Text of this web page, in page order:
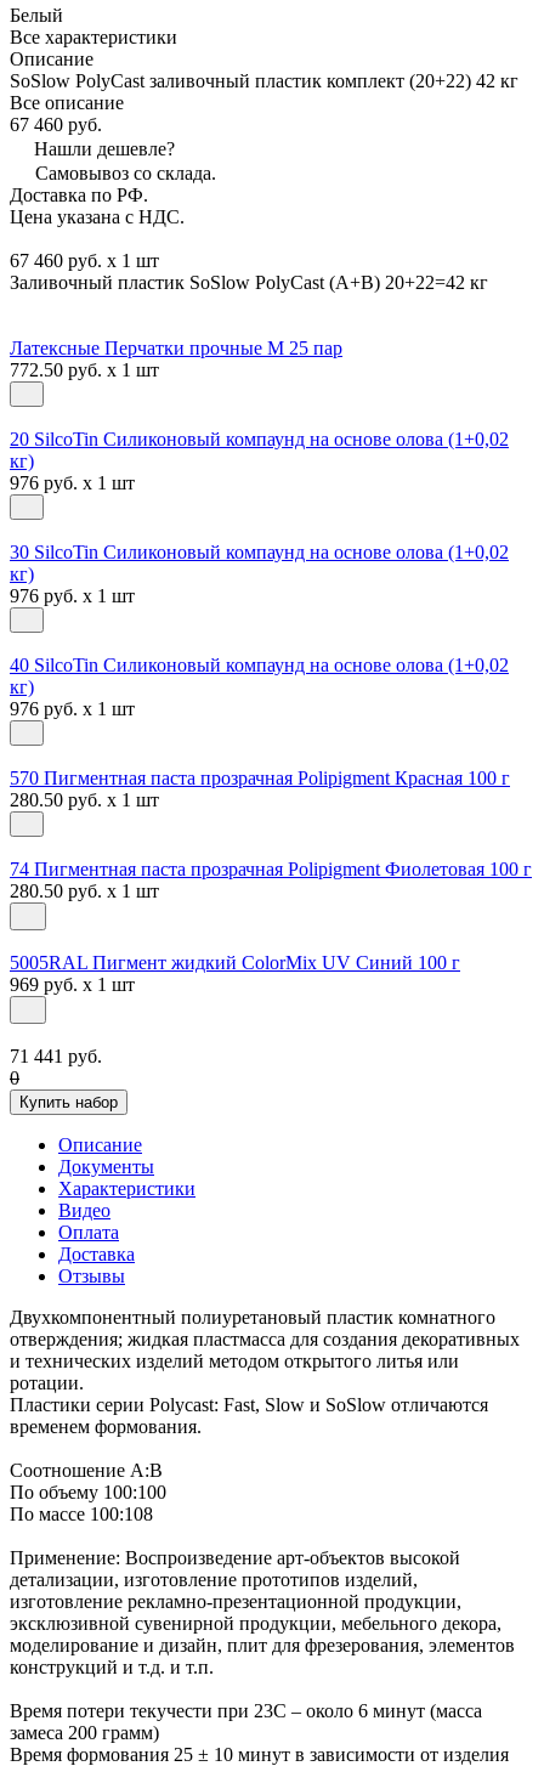
Белый
Все характеристики
Описание
SoSlow PolyCast заливочный пластик комплект (20+22) 42 кг
Все описание
67 460 руб.
Нашли дешевле?
Самовывоз со склада.
Доставка по РФ.
Цена указана с НДС.
67 460 руб. x 1 шт
Заливочный пластик SoSlow PolyCast (А+В) 20+22=42 кг
Латексные Перчатки прочные М 25 пар
772.50 руб. x 1 шт
20 SilcoTin Силиконовый компаунд на основе олова (1+0,02
кг)
976 руб. x 1 шт
30 SilcoTin Силиконовый компаунд на основе олова (1+0,02
кг)
976 руб. x 1 шт
40 SilcoTin Силиконовый компаунд на основе олова (1+0,02
кг)
976 руб. x 1 шт
570 Пигментная паста прозрачная Polipigment Красная 100 г
280.50 руб. x 1 шт
74 Пигментная паста прозрачная Polipigment Фиолетовая 100 г
280.50 руб. x 1 шт
5005RAL Пигмент жидкий ColorMix UV Синий 100 г
969 руб. x 1 шт
71 441 руб.
0
Купить набор
Описание
Документы
Характеристики
Видео
Оплата
Доставка
Отзывы
Двухкомпонентный полиуретановый пластик комнатного
отверждения; жидкая пластмасса для создания декоративных
и технических изделий методом открытого литья или
ротации.
Пластики серии Polycast: Fast, Slow и SoSlow отличаются
временем формования.
Соотношение А:В
По объему 100:100
По массе 100:108
Применение: Воспроизведение арт-объектов высокой
детализации, изготовление прототипов изделий,
изготовление рекламно-презентационной продукции,
эксклюзивной сувенирной продукции, мебельного декора,
моделирование и дизайн, плит для фрезерования, элементов
конструкций и т.д. и т.п.
Время потери текучести при 23С – около 6 минут (масса
замеса 200 грамм)
Время формования 25 ± 10 минут в зависимости от изделия